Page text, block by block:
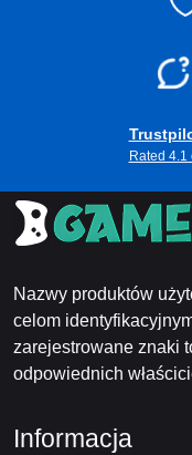
Rated
Nazwy produktów
celom
zarejestrowane znaki
odpowiednich
Informacja